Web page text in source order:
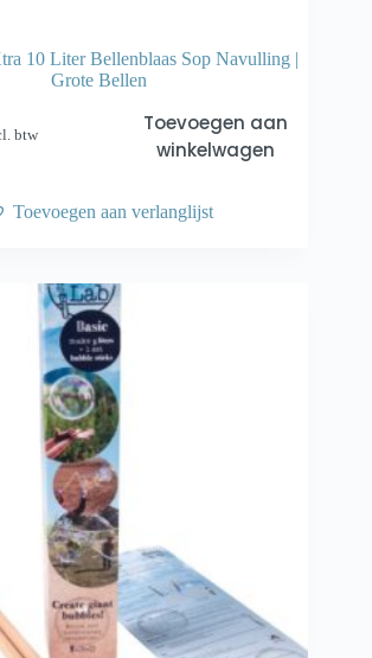
10 Liter Bellenblaas Sop Navulling |
Grote Bellen
btw
Toevoegen aan
winkelwagen
Toevoegen aan verlanglijst